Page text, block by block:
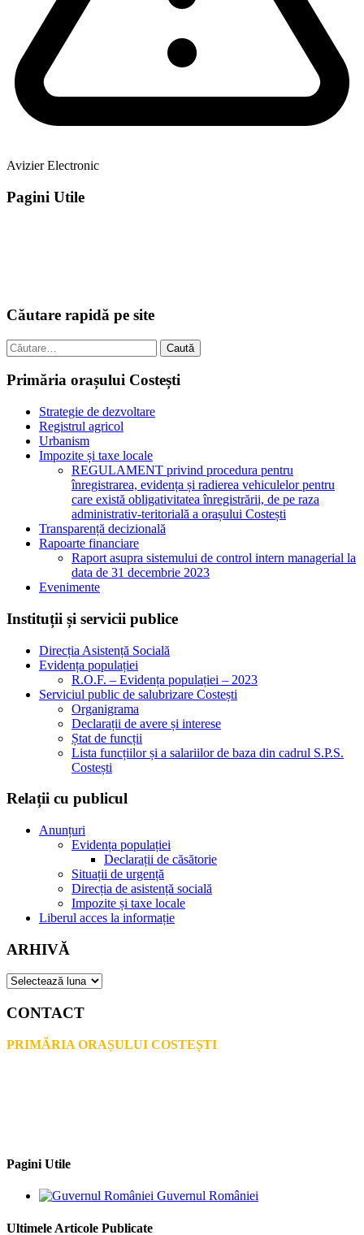
Avizier Electronic
Pagini Utile
Căutare rapidă pe site
Caută
după:
Primăria orașului Costești
Strategie de dezvoltare
Registrul agricol
Urbanism
Impozite și taxe locale
REGULAMENT privind procedura pentru
înregistrarea, evidența și radierea vehiculelor pentru
care există obligativitatea înregistrării, de pe raza
administrativ-teritorială a orașului Costești
Transparență decizională
Rapoarte financiare
Raport asupra sistemului de control intern managerial la
data de 31 decembrie 2023
Evenimente
Instituții și servicii publice
Direcția Asistență Socială
Evidența populației
R.O.F. – Evidența populației – 2023
Serviciul public de salubrizare Costești
Organigrama
Declarații de avere și interese
Ștat de funcții
Lista funcțiilor și a salariilor de baza din cadrul S.P.S.
Costești
Relații cu publicul
Anunțuri
Evidența populației
Declarații de căsătorie
Situații de urgență
Direcția de asistență socială
Impozite și taxe locale
Liberul acces la informație
ARHIVĂ
ARHIVĂ
CONTACT
PRIMĂRIA ORAȘULUI COSTEȘTI
Pagini Utile
Guvernul României
Ultimele Articole Publicate